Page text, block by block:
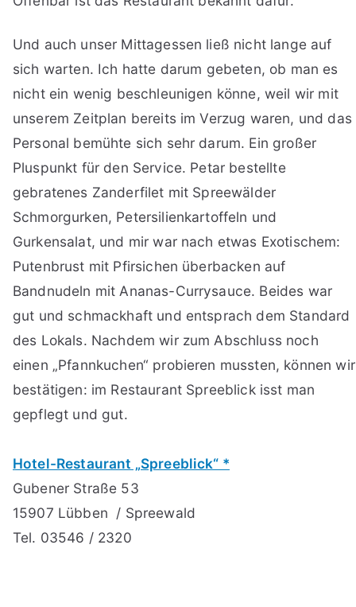
Und auch unser Mittagessen ließ nicht lange auf
sich warten. Ich hatte darum gebeten, ob man es
nicht ein wenig beschleunigen könne, weil wir mit
unserem Zeitplan bereits im Verzug waren, und das
Personal bemühte sich sehr darum. Ein großer
Pluspunkt für den Service. Petar bestellte
gebratenes Zanderfilet mit Spreewälder
Schmorgurken, Petersilienkartoffeln und
Gurkensalat, und mir war nach etwas Exotischem:
Putenbrust mit Pfirsichen überbacken auf
Bandnudeln mit Ananas-Currysauce. Beides war
gut und schmackhaft und entsprach dem Standard
des Lokals. Nachdem wir zum Abschluss noch
einen „Pfannkuchen“ probieren mussten, können wir
bestätigen: im Restaurant Spreeblick isst man
gepflegt und gut.
Hotel-Restaurant „Spreeblick“ *
Gubener Straße 53
15907 Lübben / Spreewald
Tel. 03546 / 2320